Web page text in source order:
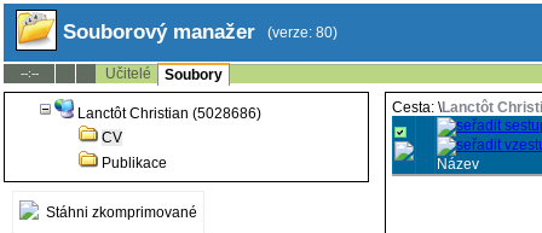
Souborový manažer (verze: 80)
--:-- Učitelé Soubory
Lanctôt Christian (5028686)
CV
Publikace
Cesta: \Lanctôt
Název
Stáhni zkomprimované